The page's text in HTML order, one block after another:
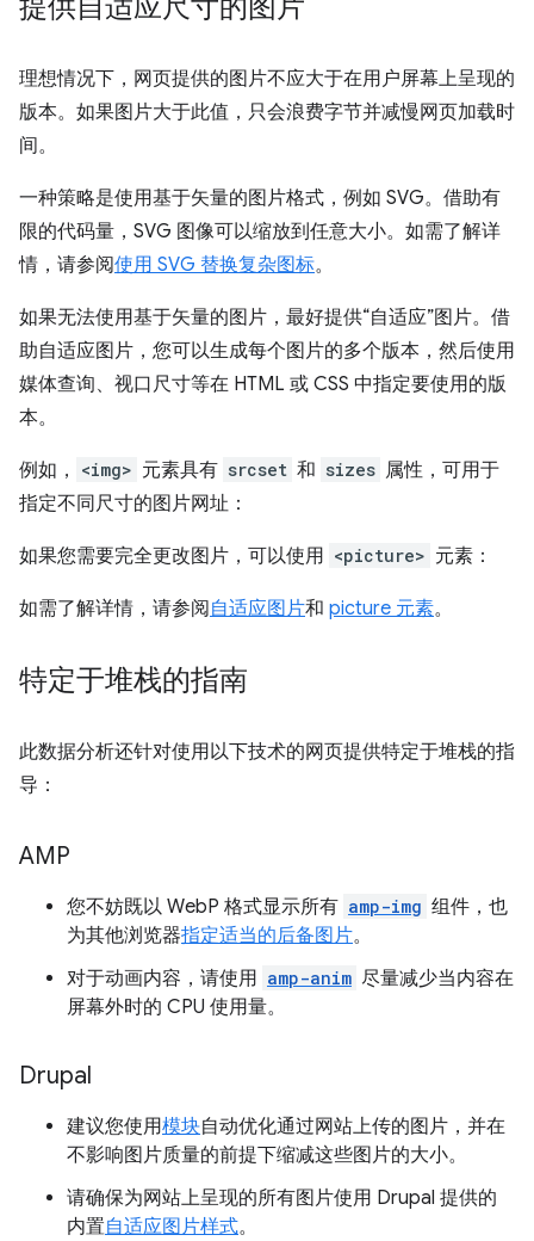
提供自适应尺寸的图片
理想情况下，网页提供的图片不应大于在用户屏幕上呈现的
版本。如果图片大于此值，只会浪费字节并减慢网页加载时
间。
一种策略是使用基于矢量的图片格式，例如 SVG。借助有
限的代码量，SVG 图像可以缩放到任意大小。如需了解详
情，请参阅使用 SVG 替换复杂图标。
如果无法使用基于矢量的图片，最好提供“自适应”图片。借
助自适应图片，您可以生成每个图片的多个版本，然后使用
媒体查询、视口尺寸等在 HTML 或 CSS 中指定要使用的版
本。
例如， <img> 元素具有 srcset 和 sizes 属性，可用于
指定不同尺寸的图片网址：
如果您需要完全更改图片，可以使用 <picture> 元素：
如需了解详情，请参阅 自适应图片和 picture 元素。
特定于堆栈的指南
此数据分析还针对使用以下技术的网页提供特定于堆栈的指
导：
AMP
您不妨既以 WebP 格式显示所有 amp-img 组件，也
为其他浏览器指定适当的后备图片。
对于动画内容，请使用 amp-anim 尽量减少当内容在
屏幕外时的 CPU 使用量。
Drupal
建议您使用模块自动优化通过网站上传的图片，并在
不影响图片质量的前提下缩减这些图片的大小。
请确保为网站上呈现的所有图片使用 Drupal 提供的
内置自适应图片样式。